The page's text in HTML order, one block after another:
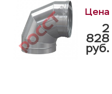
2
828
руб.